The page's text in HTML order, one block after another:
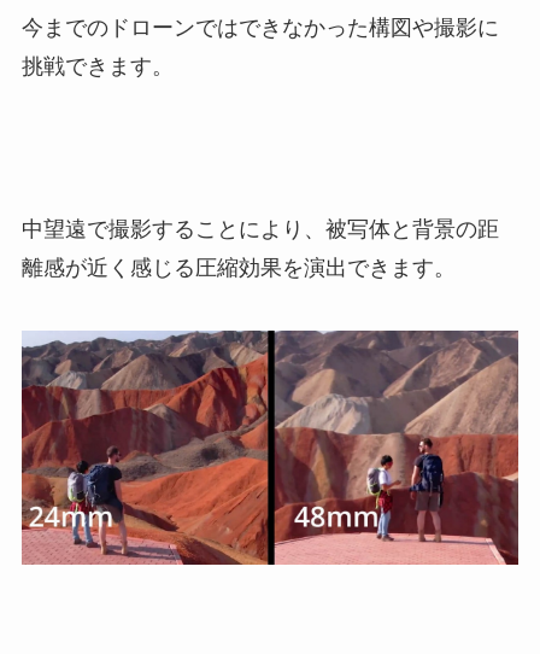
今までのドローンではできなかった構図や撮影に
挑戦できます。
中望遠で撮影することにより、被写体と背景の距
離感が近く感じる圧縮効果を演出できます。